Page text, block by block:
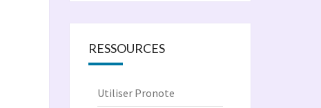
RESSOURCES
Utiliser Pronote